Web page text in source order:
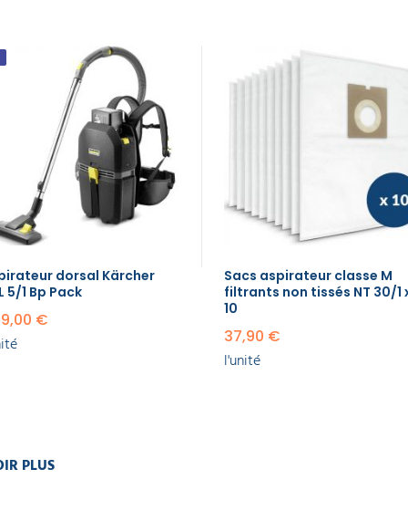
dorsal Kärcher
5/1 Bp Pack
€
Sacs aspirateur classe M
filtrants non tissés NT 30/1
10
37,90 €
l'unité
PLUS